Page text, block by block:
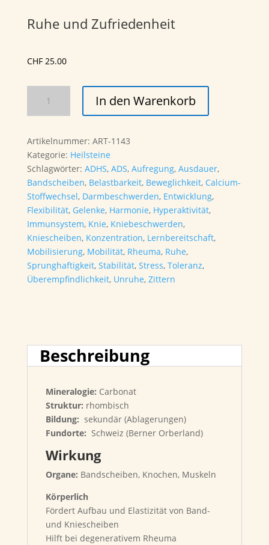
Ruhe und Zufriedenheit
CHF25.00
(Berner
Oberland)
In den Warenkorb
Artikelnummer: ART-1143
Kategorie: Heilsteine
Schlagwörter: ADHS, ADS, Aufregung, Ausdauer,
Bandscheiben, Belastbarkeit, Beweglichkeit, Calcium-
Stoffwechsel, Darmbeschwerden, Entwicklung,
Flexibilität, Gelenke, Harmonie, Hyperaktivität,
Immunsystem, Knie, Kniebeschwerden,
Kniescheiben, Konzentration, Lernbereitschaft,
Mobilisierung, Mobilität, Rheuma, Ruhe,
Sprunghaftigkeit, Stabilität, Stress, Toleranz,
Überempfindlichkeit, Unruhe, Zittern
Beschreibung
Mineralogie: Carbonat
Struktur: rhombisch
Bildung: sekundär (Ablagerungen)
Fundorte: Schweiz (Berner Orberland)
Wirkung
Organe: Bandscheiben, Knochen, Muskeln
Körperlich
Fördert Aufbau und Elastizität von Band-
und Kniescheiben
Hilft bei degenerativem Rheuma